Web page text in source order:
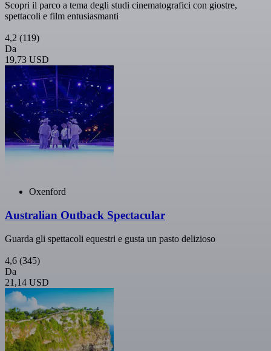
Scopri il parco a tema degli studi cinematografici con giostre,
spettacoli e film entusiasmanti
4,2 (119)
Da
19,73 USD
Oxenford
Australian Outback Spectacular
Guarda gli spettacoli equestri e gusta un pasto delizioso
4,6 (345)
Da
21,14 USD